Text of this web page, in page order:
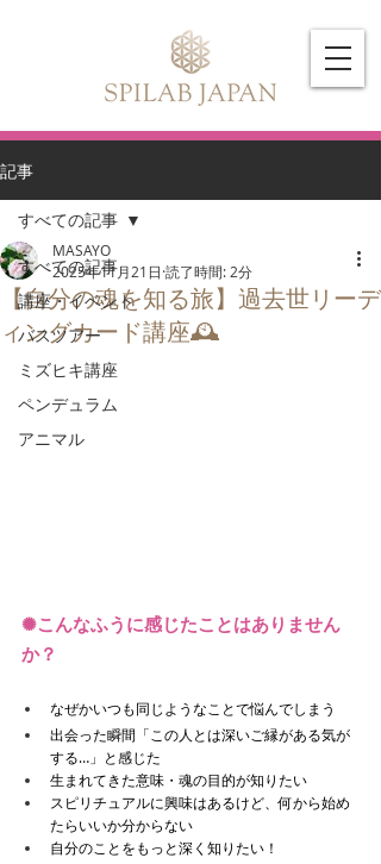
記事
すべての記事
講座・イベント
バスツアー
ミズヒキ講座
ペンデュラム
アニマル
すべての記事
【自分の魂を知る旅】過去世リーデ
ィングカード講座🕰️
MASAYO
2025年11月21日 読了時間: 2分
✺こんなふうに感じたことはありません
か？
なぜかいつも同じようなことで悩んでしまう
出会った瞬間「この人とは深いご縁がある気が
する…」と感じた
生まれてきた意味・魂の目的が知りたい
スピリチュアルに興味はあるけど、何から始め
たらいいか分からない
自分のことをもっと深く知りたい！